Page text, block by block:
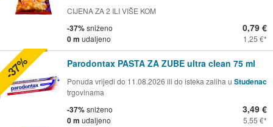
CIJENA ZA 2 ILI VIŠE KOM
-37%sniženo
0 m udaljeno
0,79 €
1,25 €
Parodontax PASTA ZA ZUBE ultra clean 75 ml
Ponuda vrijedi do 11.08.2026 ili do isteka zaliha u Studenac
trgovinama
-37%sniženo
0 m udaljeno
3,49 €
5,55 €
-37%